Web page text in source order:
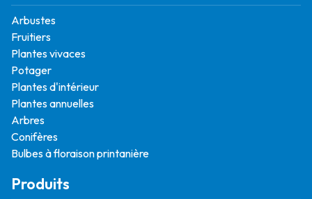
Arbustes
Fruitiers
Plantes vivaces
Potager
Plantes d'intérieur
Plantes annuelles
Arbres
Conifères
Bulbes à floraison printanière
Produits